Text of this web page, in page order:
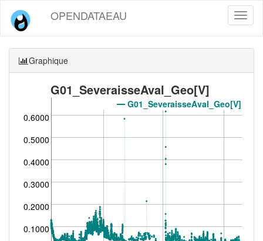
OPENDATAEAU
Graphique
G01_SeveraisseAval_Geo[V]
G01_SeveraisseAval_Geo[V]
0.1000
0.2000
0.3000
0.4000
0.5000
0.6000